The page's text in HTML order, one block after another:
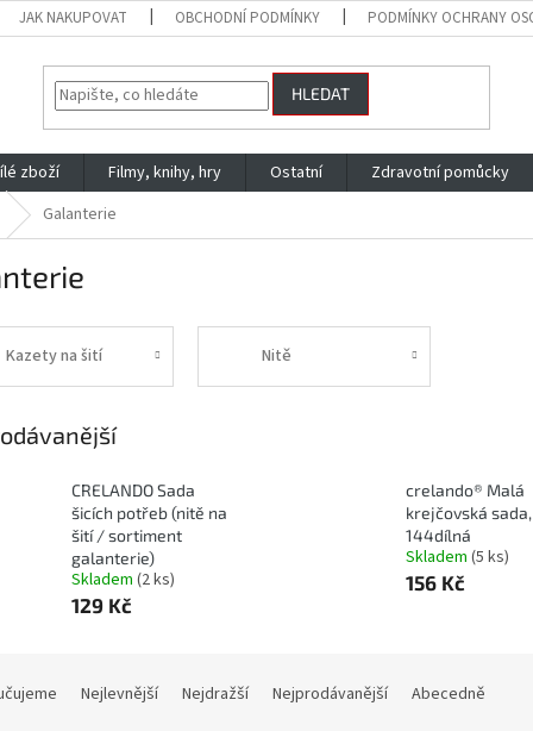
JAK NAKUPOVAT OBCHODNÍ PODMÍNKY PODMÍNKY OCHRANY
HLEDAT
zboží Filmy, knihy, hry Ostatní Zdravotní pomůcky
Galanterie
Kazety na šití Nitě
CRELANDO Sada
šicích potřeb (nitě na
šití / sortiment
galanterie)
Skladem (2 ks)
129 Kč
crelando® Malá
krejčovská sada,
144dílná
Skladem (5 ks)
156 Kč
Nejlevnější Nejdražší Nejprodávanější Abecedně